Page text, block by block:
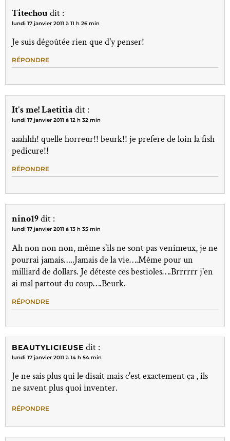
Titechou dit :
lundi 17 janvier 2011 à 11 h 26 min
Je suis dégoûtée rien que d'y penser!
RÉPONDRE
It's me! Laetitia dit :
lundi 17 janvier 2011 à 12 h 32 min
aaahhh! quelle horreur!! beurk!! je prefere de loin la fish
pedicure!!
RÉPONDRE
nino19dit :
lundi 17 janvier 2011 à 13 h 35 min
Ah non non non, même s'ils ne sont pas venimeux, je ne
pourrai jamais…..Jamais de la vie….Même pour un
milliard de dollars. Je déteste ces bestioles….Brrrrrr j'en
ai mal partout du coup….Beurk.
RÉPONDRE
BEAUTYLICIEUSE dit :
lundi 17 janvier 2011 à 14 h 54 min
Je ne sais plus qui le disait mais c'est exactement ça , ils
ne savent plus quoi inventer.
RÉPONDRE